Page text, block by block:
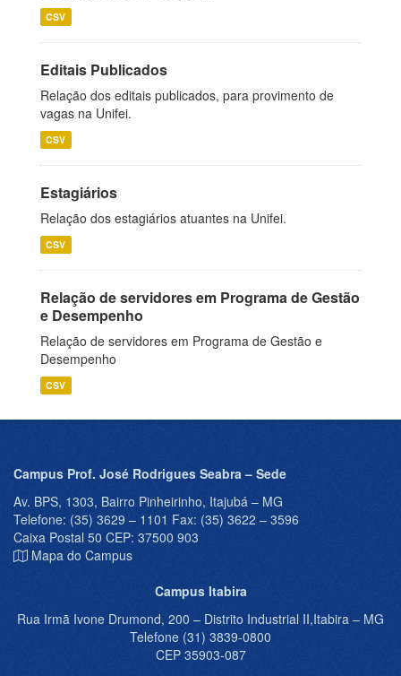
CSV
Editais Publicados
Relação dos editais publicados, para provimento de
vagas na Unifei.
CSV
Estagiários
Relação dos estagiários atuantes na Unifei.
CSV
Relação de servidores em Programa de Gestão
e Desempenho
Relação de servidores em Programa de Gestão e
Desempenho
CSV
Campus Prof. José Rodrigues Seabra – Sede
Av. BPS, 1303, Bairro Pinheirinho, Itajubá – MG
Telefone: (35) 3629 – 1101 Fax: (35) 3622 – 3596
Caixa Postal 50 CEP: 37500 903
Mapa do Campus
Campus Itabira
Rua Irmã Ivone Drumond, 200 – Distrito Industrial II,Itabira – MG
Telefone (31) 3839-0800
CEP 35903-087